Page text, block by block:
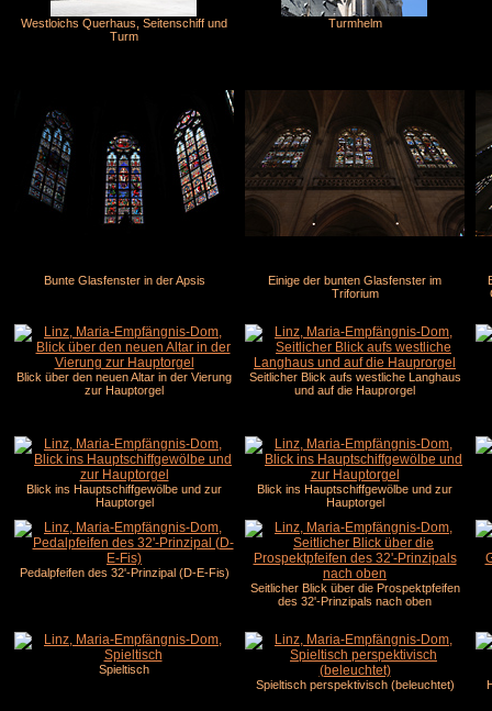
Westloichs Querhaus, Seitenschiff und
Turm
Turmhelm
Bunte Glasfenster in der Apsis
Einige der bunten Glasfenster im
Triforium
Blick über den neuen Altar in der Vierung
zur Hauptorgel
Seitlicher Blick aufs westliche Langhaus
und auf die Hauprorgel
Blick ins Hauptschiffgewölbe und zur
Hauptorgel
Blick ins Hauptschiffgewölbe und zur
Hauptorgel
Pedalpfeifen des 32'-Prinzipal (D-E-Fis)
Seitlicher Blick über die Prospektpfeifen
des 32'-Prinzipals nach oben
Spieltisch
Spieltisch perspektivisch (beleuchtet)